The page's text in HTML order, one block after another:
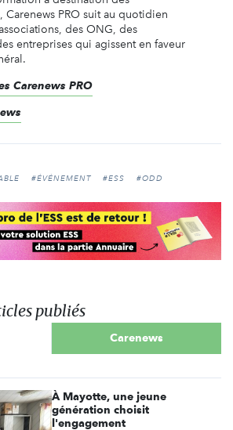
Carenews PRO suit au quotidien
des ONG, des
entreprises qui agissent en faveur
Carenews PRO
#ÉVÉNEMENT #ESS #ODD
publiés
Carenews
À Mayotte, une jeune
génération choisit
l'engagement